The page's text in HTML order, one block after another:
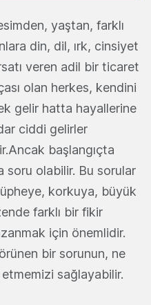
yaştan, farklı
din, dil, ırk, cinsiyet
veren adil bir ticaret
olan herkes, kendini
gelir hatta hayallerine
ciddi gelirler
başlangıçta
soru olabilir. Bu sorular
korkuya, büyük
farklı bir fikir
için önemlidir.
bir sorunun, ne
sağlayabilir.